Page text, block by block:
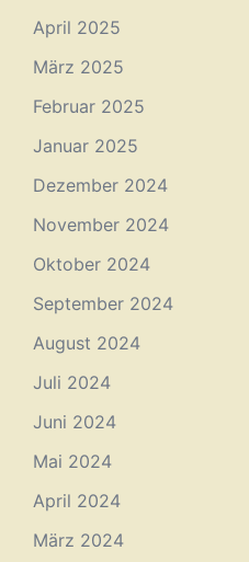
April 2025
März 2025
Februar 2025
Januar 2025
Dezember 2024
November 2024
Oktober 2024
September 2024
August 2024
Juli 2024
Juni 2024
Mai 2024
April 2024
März 2024